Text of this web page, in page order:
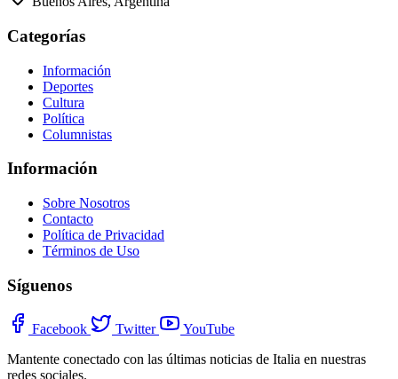
Categorías
Información
Deportes
Cultura
Política
Columnistas
Información
Sobre Nosotros
Contacto
Política de Privacidad
Términos de Uso
Síguenos
Facebook Twitter
YouTube
Mantente conectado con las últimas noticias de Italia en nuestras
redes sociales.